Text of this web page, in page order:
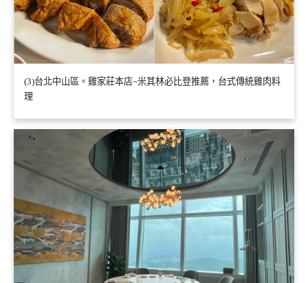
(3)台北中山區。雞家莊本店~米其林必比登推薦，台式傳統雞肉料
理